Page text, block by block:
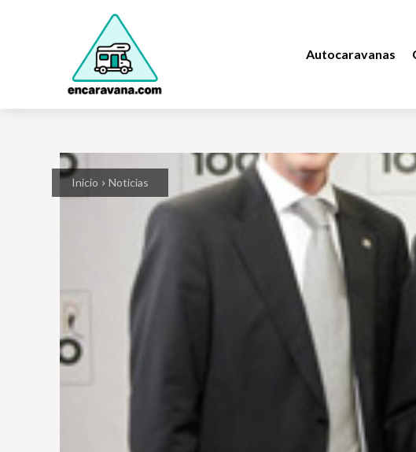
Autocaravanas
Inicio Noticias